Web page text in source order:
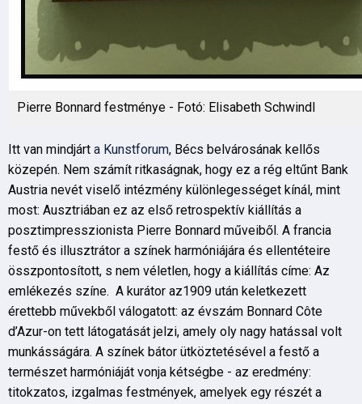
Pierre Bonnard festménye - Fotó: Elisabeth Schwindl
Itt van mindjárt a Kunstforum, Bécs belvárosának kellős
közepén. Nem számít ritkaságnak, hogy ez a rég eltűnt Bank
Austria nevét viselő intézmény különlegességet kínál, mint
most: Ausztriában ez az első retrospektív kiállítás a
posztimpresszionista Pierre Bonnard műveiből. A francia
festő és illusztrátor a színek harmóniájára és ellentéteire
összpontosított, s nem véletlen, hogy a kiállítás címe: Az
emlékezés színe. A kurátor az1909 után keletkezett
érettebb művekből válogatott: az évszám Bonnard Côte
d’Azur-on tett látogatását jelzi, amely oly nagy hatással volt
munkásságára. A színek bátor ütköztetésével a festő a
természet harmóniáját vonja kétségbe - az eredmény:
titokzatos, izgalmas festmények, amelyek egy részét a